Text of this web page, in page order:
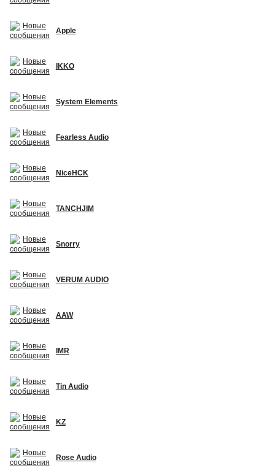
Apple
IKKO
System Elements
Fearless Audio
NiceHCK
TANCHJIM
Snorry
VERUM AUDIO
AAW
IMR
Tin Audio
KZ
Rose Audio